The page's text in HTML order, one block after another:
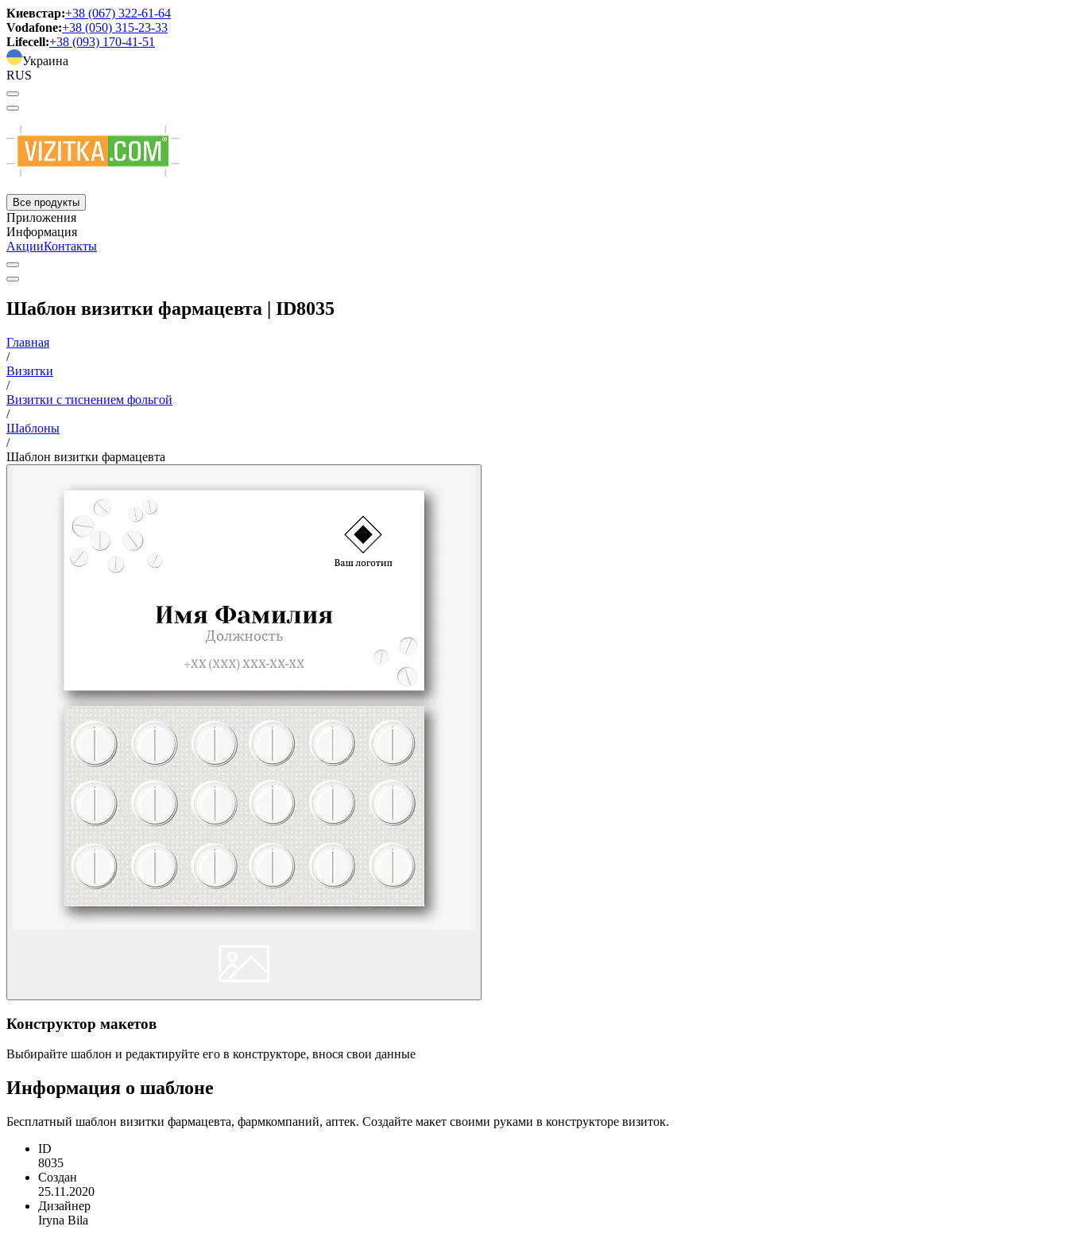
Киевстар:+38 (067) 322-61-64
Vodafone:+38 (050) 315-23-33
Lifecell:+38 (093) 170-41-51
Украина
RUS
Все продукты
Приложения
Информация
АкцииКонтакты
Шаблон визитки фармацевта | ID8035
Главная
/
Визитки
/
Визитки с тиснением фольгой
/
Шаблоны
/
Шаблон визитки фармацевта
Конструктор макетов
Выбирайте шаблон и редактируйте его в конструкторе, внося свои данные
Информация о шаблоне
Бесплатный шаблон визитки фармацевта, фармкомпаний, аптек. Создайте макет своими руками в конструкторе визиток.
ID
8035
Создан
25.11.2020
Дизайнер
Iryna Bila